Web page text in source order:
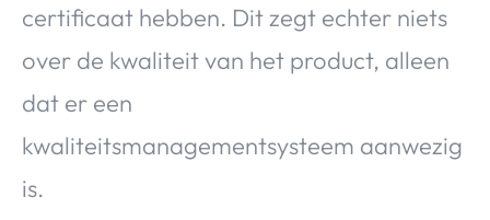
certificaat hebben. Dit zegt echter niets
over de kwaliteit van het product, alleen
dat er een
kwaliteitsmanagementsysteem aanwezig
is.